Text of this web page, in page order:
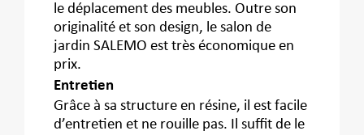
le déplacement des meubles. Outre son
originalité et son design, le salon de
jardin SALEMO est très économique en
prix.
Entretien
Grâce à sa structure en résine, il est facile
d’entretien et ne rouille pas. Il suffit de le